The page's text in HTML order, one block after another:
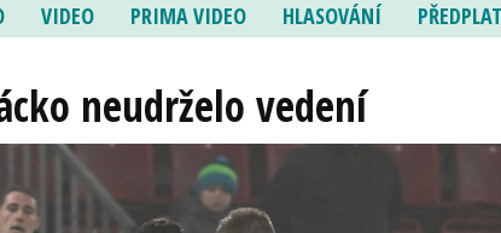
VIDEO PRIMA VIDEO HLASOVÁNÍ
neudrželo vedení